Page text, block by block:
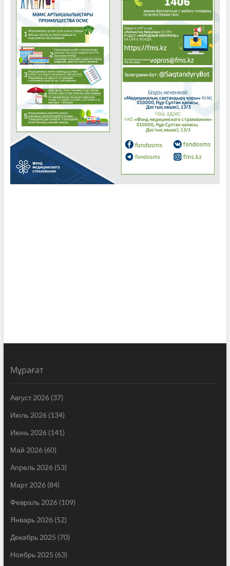
Мұрағат
Август 2026(37)
Июль 2026(134)
Июнь 2026(141)
Май 2026(60)
Апрель 2026(53)
Март 2026(84)
Февраль 2026(109)
Январь 2026(52)
Декабрь 2025 (70)
Ноябрь 2025 (63)